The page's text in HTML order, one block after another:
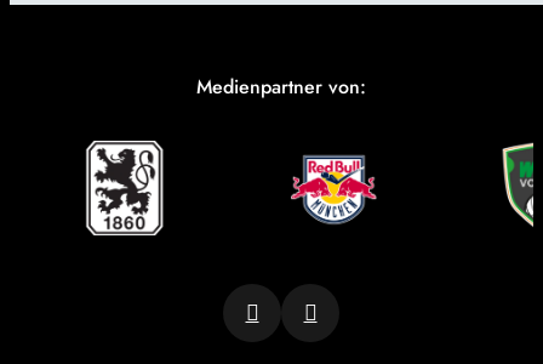
Medienpartner von: